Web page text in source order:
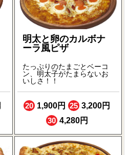
明太と卵のカルボナ
ーラ風ピザ
たっぷりのたまごとベーコ
ン、明太子がたまらないお
いしさ！！
20 1,900円 25 3,200円
304,280円